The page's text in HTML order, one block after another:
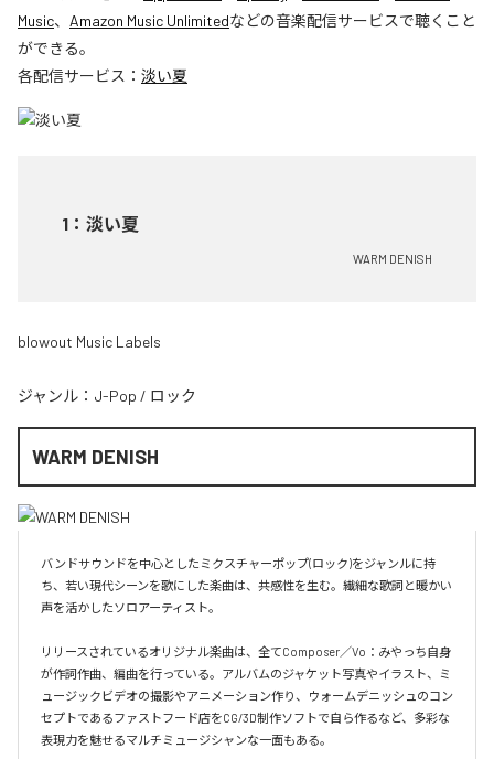
Music、 Amazon Music Unlimitedなどの音楽配信サービスで聴くこと
ができる。
各配信サービス： 淡い夏
1 ： 淡い夏
WARM DENISH
blowout Music Labels
ジャンル： J-Pop / ロック
WARM DENISH
バンドサウンドを中心としたミクスチャーポップ(ロック)をジャンルに持
ち、若い現代シーンを歌にした楽曲は、共感性を生む。繊細な歌詞と暖かい
声を活かしたソロアーティスト。
リリースされているオリジナル楽曲は、全てComposer／Vo：みやっち自身
が作詞作曲、編曲を行っている。アルバムのジャケット写真やイラスト、ミ
ュージックビデオの撮影やアニメーション作り、ウォームデニッシュのコン
セプトであるファストフード店をCG/3D制作ソフトで自ら作るなど、多彩な
表現力を魅せるマルチミュージシャンな一面もある。